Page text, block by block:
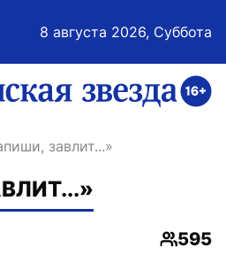
8 августа 2026, Суббота
ссылка на главную
завлит...»
595